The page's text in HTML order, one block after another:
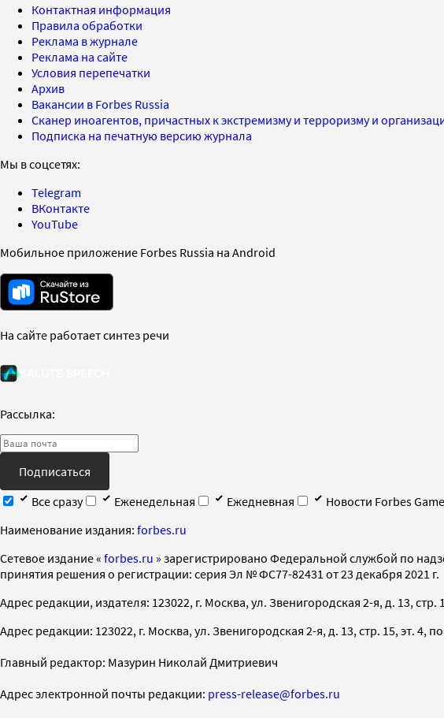
Контактная информация
Правила обработки
Реклама в журнале
Реклама на сайте
Условия перепечатки
Архив
Вакансии в Forbes Russia
Сканер иноагентов, причастных к экстремизму и терроризму и
Подписка на печатную версию журнала
Мы в соцсетях:
Telegram
ВКонтакте
YouTube
Мобильное приложение Forbes Russia на Android
На сайте работает синтез речи
Рассылка:
Подписаться
Все сразу
Еженедельная Ежедневная
Новости Forbes
Наименование издания: forbes.ru
Cетевое издание « forbes.ru » зарегистрировано Федеральной службой по
принятия решения о регистрации: серия Эл № ФС77-82431 от 23 декабря 2021 г.
Адрес редакции, издателя: 123022, г. Москва, ул. Звенигородская 2-я, д. 13, стр.
Адрес редакции: 123022, г. Москва, ул. Звенигородская 2-я, д. 13, стр. 15, эт. 4,
Главный редактор: Мазурин Николай Дмитриевич
Адрес электронной почты редакции: press-release@forbes.ru